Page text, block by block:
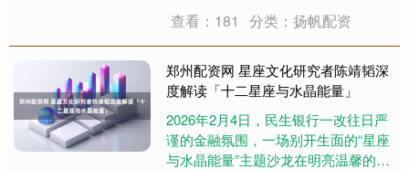
域。” 伊朗伊斯兰革命卫队此前发表声
明称，为回应美国的袭击，革命卫队
袭击了约旦阿兹拉克美军基地，摧毁3
架F-....
查看：181 分类：扬帆配资
郑州配资网 星座文化研究者陈靖韬深
度解读「十二星座与水晶能量」
2026年2月4日，民生银行一改往日严
谨的金融氛围，一场别开生面的“星座
与水晶能量”主题沙龙在明亮温馨的私